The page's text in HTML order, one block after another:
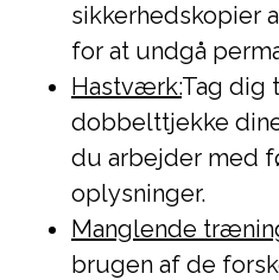
sikkerhedskopier
for at undgå
Hastværk:Tag dig
dobbelttjekke
du arbejder med
oplysninger.
Manglende
brugen af de